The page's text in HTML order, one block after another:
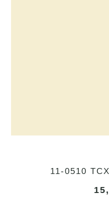
11-0510